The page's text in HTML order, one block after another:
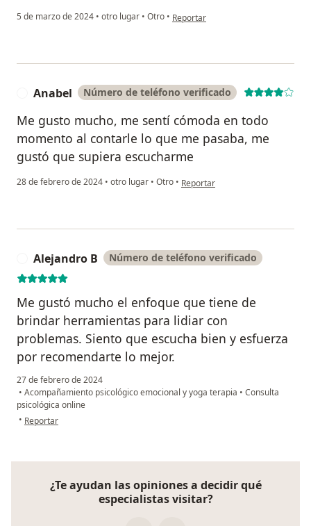
5 de marzo de 2024 • otro lugar • Otro • en opinión del usuario Jhordy
Reportar
Anabel Número de teléfono verificado
Me gusto mucho, me sentí cómoda en todo
momento al contarle lo que me pasaba, me
gustó que supiera escucharme
28 de febrero de 2024 • otro lugar • Otro • en opinión del usuario Anabel
Reportar
Alejandro B Número de teléfono verificado
Me gustó mucho el enfoque que tiene de
brindar herramientas para lidiar con
problemas. Siento que escucha bien y esfuerza
por recomendarte lo mejor.
27 de febrero de 2024
• Acompañamiento psicológico emocional y yoga terapia • Consulta
psicológica online
• en opinión del usuario Alejandro B
Reportar
¿Te ayudan las opiniones a decidir qué
especialistas visitar?